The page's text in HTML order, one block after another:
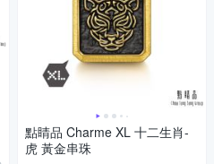
點睛品 Charme XL 十二生肖-
虎 黃金串珠